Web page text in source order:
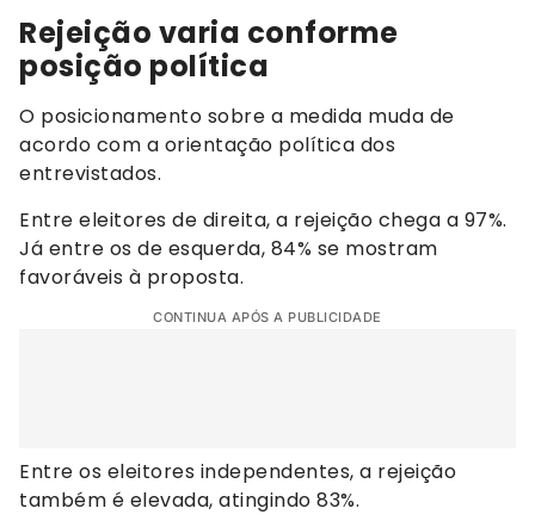
Rejeição varia conforme
posição política
O posicionamento sobre a medida muda de
acordo com a orientação política dos
entrevistados.
Entre eleitores de direita, a rejeição chega a 97%.
Já entre os de esquerda, 84% se mostram
favoráveis à proposta.
CONTINUA APÓS A PUBLICIDADE
Entre os eleitores independentes, a rejeição
também é elevada, atingindo 83%.